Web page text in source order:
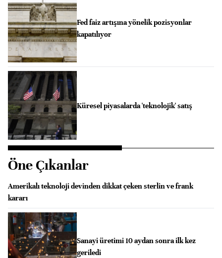
Fed faiz artışına yönelik pozisyonlar
kapatılıyor
Küresel piyasalarda 'teknolojik' satış
Öne Çıkanlar
Amerikalı teknoloji devinden dikkat çeken sterlin ve frank
kararı
Sanayi üretimi 10 aydan sonra ilk kez
geriledi